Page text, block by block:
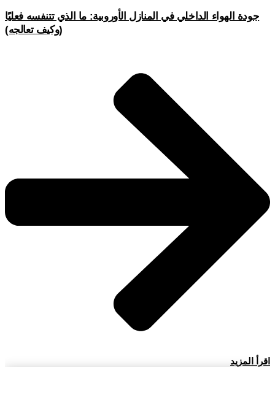
جودة الهواء الداخلي في المنازل الأوروبية: ما الذي تتنفسه فعليًا
(وكيف تعالجه)
اقرأ المزيد